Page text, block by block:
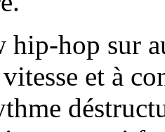
hip-hop sur
et à